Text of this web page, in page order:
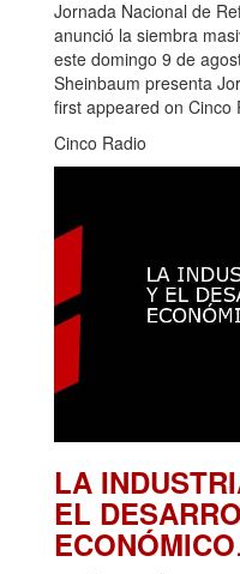
Jornada Nacional de
anunció la siembra
este domingo 9 de
Sheinbaum presenta
first appeared on Cinco
Cinco Radio
LA
EL
ECONÓMICO